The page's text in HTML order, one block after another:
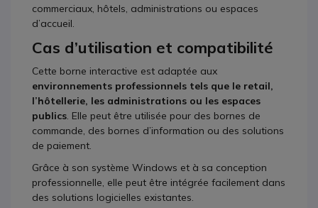
commerciaux, hôtels, administrations ou espaces
d’accueil.
Cas d’utilisation et compatibilité
Cette borne interactive est adaptée aux
environnements professionnels tels que le retail,
l’hôtellerie, les administrations ou les espaces
publics . Elle peut être utilisée pour des bornes de
commande, des bornes d’information ou des solutions
de paiement.
Grâce à son système Windows et à sa conception
professionnelle, elle peut être intégrée facilement dans
des solutions logicielles existantes.